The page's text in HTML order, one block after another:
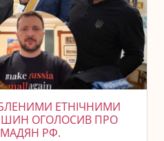
ЕТНІЧНИМИ
ОГОЛОСИВ ПРО
РФ.